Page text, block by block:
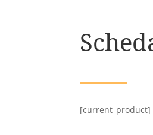
[current_product]